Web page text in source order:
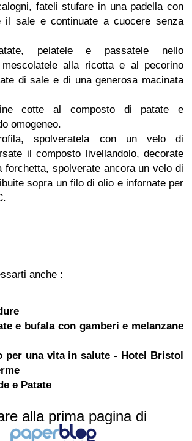
fateli stufare in una padella con
il sale e continuate a cuocere senza
pelatele e passatele nello
mescolatele alla ricotta e al pecorino
di sale e di una generosa macinata
cotte al composto di patate e
omogeneo.
spolveratela con un velo di
il composto livellandolo, decorate
forchetta, spolverate ancora un velo di
sopra un filo di olio e infornate per
anche :
e bufala con gamberi e melanzane
per una vita in salute - Hotel Bristol
e Patate
alla prima pagina di